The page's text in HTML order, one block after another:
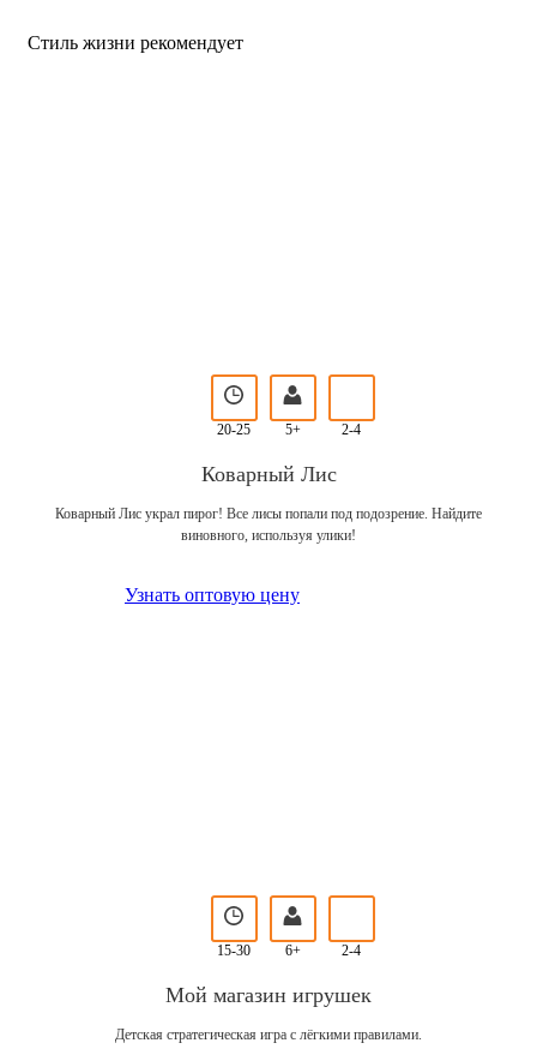
Стиль жизни рекомендует
20-25 5+ 2-4
Коварный Лис
Коварный Лис украл пирог! Все лисы попали под подозрение. Найдите
виновного, используя улики!
Узнать оптовую цену
15-30 6+ 2-4
Мой магазин игрушек
Детская стратегическая игра с лёгкими правилами.